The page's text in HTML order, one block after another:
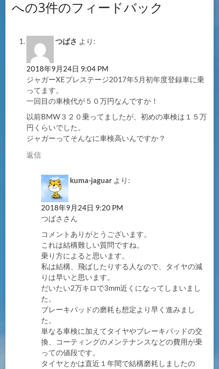
への3件のフィードバック
つばさ より:
2018年9月24日 9:04 PM
ジャガーXEプレステージ2017年5月初年度登録車に乗
ってます。
一回目の車検代が５０万円なんですか！
以前BMW３２０乗ってましたが、初めの車検は１５万
円くらいでした。
ジャガーってそんなに車検高いんですか？
返信
kuma-jaguar より:
2018年9月24日 9:20 PM
つばささん
コメントありがとうございます。
これは結構難しい質問ですね。
乗り方によると思います。
私は結構、飛ばしたりする人なので、タイヤの減
りは早いと思います。
だいたい2万キロで3mm近くになってしまいまし
た。
ブレーキパッドの磨耗も想定より早く進みまし
た。
単なる車検に加えてタイヤやブレーキパッドの交
換、コーティングのメンテナンスなどの費用が乗
っての値段です。
タイヤとかは直近１年間で結構磨耗しましたの